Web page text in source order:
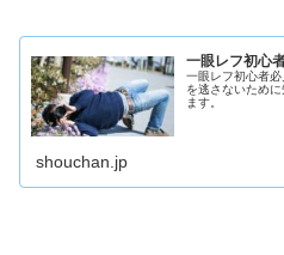
一眼レフ初心
一眼レフ初心者
を逃さないため
ます。
shouchan.jp